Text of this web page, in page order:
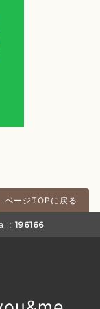
ページTOPに戻る
: 196166